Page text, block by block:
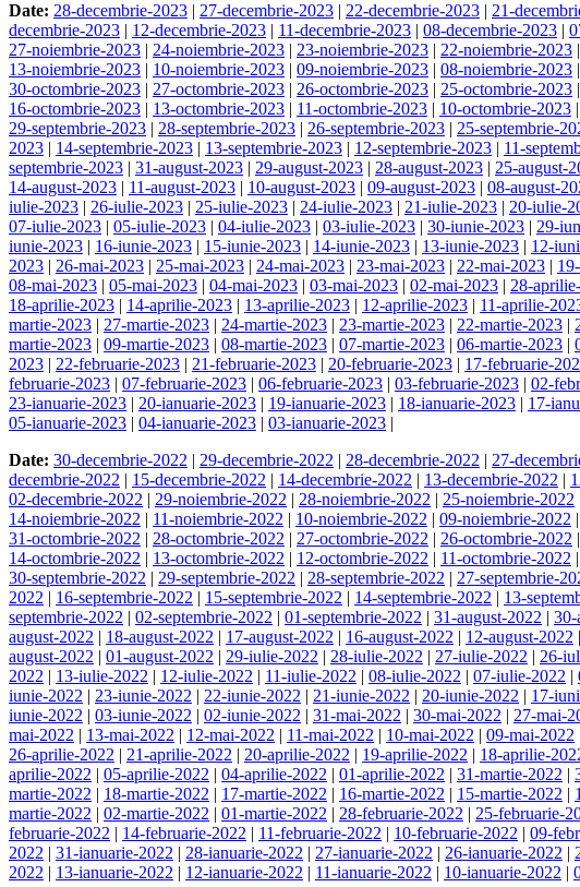
Date: 28-decembrie-2023 | 27-decembrie-2023 | 22-decembrie-2023 | 21-
decembrie-2023 | 12-decembrie-2023 | 11-decembrie-2023 | 08-decembrie-2023 |
27-noiembrie-2023 | 24-noiembrie-2023 | 23-noiembrie-2023 | 22-noiembrie-2023 |
13-noiembrie-2023 | 10-noiembrie-2023 | 09-noiembrie-2023 | 08-noiembrie-2023 |
30-octombrie-2023 | 27-octombrie-2023 | 26-octombrie-2023 | 25-octombrie-2023 |
16-octombrie-2023 | 13-octombrie-2023 | 11-octombrie-2023 | 10-octombrie-2023 |
29-septembrie-2023 | 28-septembrie-2023 | 26-septembrie-2023 | 25-septembrie-
2023 | 14-septembrie-2023 | 13-septembrie-2023 | 12-septembrie-2023 | 11-
septembrie-2023 | 31-august-2023 | 29-august-2023 | 28-august-2023 | 25-august-
14-august-2023 | 11-august-2023 | 10-august-2023 | 09-august-2023 | 08-august-
iulie-2023 | 26-iulie-2023 | 25-iulie-2023 | 24-iulie-2023 | 21-iulie-2023 | 20-iulie-
07-iulie-2023 | 05-iulie-2023 | 04-iulie-2023 | 03-iulie-2023 | 30-iunie-2023 | 29-
iunie-2023 | 16-iunie-2023 | 15-iunie-2023 | 14-iunie-2023 | 13-iunie-2023 | 12-
2023 | 26-mai-2023 | 25-mai-2023 | 24-mai-2023 | 23-mai-2023 | 22-mai-2023 |
08-mai-2023 | 05-mai-2023 | 04-mai-2023 | 03-mai-2023 | 02-mai-2023 | 28-
18-aprilie-2023 | 14-aprilie-2023 | 13-aprilie-2023 | 12-aprilie-2023 | 11-aprilie-
martie-2023 | 27-martie-2023 | 24-martie-2023 | 23-martie-2023 | 22-martie-2023 |
martie-2023 | 09-martie-2023 | 08-martie-2023 | 07-martie-2023 | 06-martie-2023 |
2023 | 22-februarie-2023 | 21-februarie-2023 | 20-februarie-2023 | 17-februarie-
februarie-2023 | 07-februarie-2023 | 06-februarie-2023 | 03-februarie-2023 | 02-
23-ianuarie-2023 | 20-ianuarie-2023 | 19-ianuarie-2023 | 18-ianuarie-2023 | 17-
05-ianuarie-2023 | 04-ianuarie-2023 | 03-ianuarie-2023 |
Date: 30-decembrie-2022 | 29-decembrie-2022 | 28-decembrie-2022 | 27-
decembrie-2022 | 15-decembrie-2022 | 14-decembrie-2022 | 13-decembrie-2022 |
02-decembrie-2022 | 29-noiembrie-2022 | 28-noiembrie-2022 | 25-noiembrie-2022
14-noiembrie-2022 | 11-noiembrie-2022 | 10-noiembrie-2022 | 09-noiembrie-2022 |
31-octombrie-2022 | 28-octombrie-2022 | 27-octombrie-2022 | 26-octombrie-2022 |
14-octombrie-2022 | 13-octombrie-2022 | 12-octombrie-2022 | 11-octombrie-2022 |
30-septembrie-2022 | 29-septembrie-2022 | 28-septembrie-2022 | 27-septembrie-
2022 | 16-septembrie-2022 | 15-septembrie-2022 | 14-septembrie-2022 | 13-
septembrie-2022 | 02-septembrie-2022 | 01-septembrie-2022 | 31-august-2022 | 30-
august-2022 | 18-august-2022 | 17-august-2022 | 16-august-2022 | 12-august-2022 |
august-2022 | 01-august-2022 | 29-iulie-2022 | 28-iulie-2022 | 27-iulie-2022 | 26-
2022 | 13-iulie-2022 | 12-iulie-2022 | 11-iulie-2022 | 08-iulie-2022 | 07-iulie-2022 |
iunie-2022 | 23-iunie-2022 | 22-iunie-2022 | 21-iunie-2022 | 20-iunie-2022 | 17-
iunie-2022 | 03-iunie-2022 | 02-iunie-2022 | 31-mai-2022 | 30-mai-2022 | 27-mai-
mai-2022 | 13-mai-2022 | 12-mai-2022 | 11-mai-2022 | 10-mai-2022 | 09-mai-2022
26-aprilie-2022 | 21-aprilie-2022 | 20-aprilie-2022 | 19-aprilie-2022 | 18-aprilie-
aprilie-2022 | 05-aprilie-2022 | 04-aprilie-2022 | 01-aprilie-2022 | 31-martie-2022 |
martie-2022 | 18-martie-2022 | 17-martie-2022 | 16-martie-2022 | 15-martie-2022 |
martie-2022 | 02-martie-2022 | 01-martie-2022 | 28-februarie-2022 | 25-februarie-
februarie-2022 | 14-februarie-2022 | 11-februarie-2022 | 10-februarie-2022 | 09-
2022 | 31-ianuarie-2022 | 28-ianuarie-2022 | 27-ianuarie-2022 | 26-ianuarie-2022 |
2022 | 13-ianuarie-2022 | 12-ianuarie-2022 | 11-ianuarie-2022 | 10-ianuarie-2022 |